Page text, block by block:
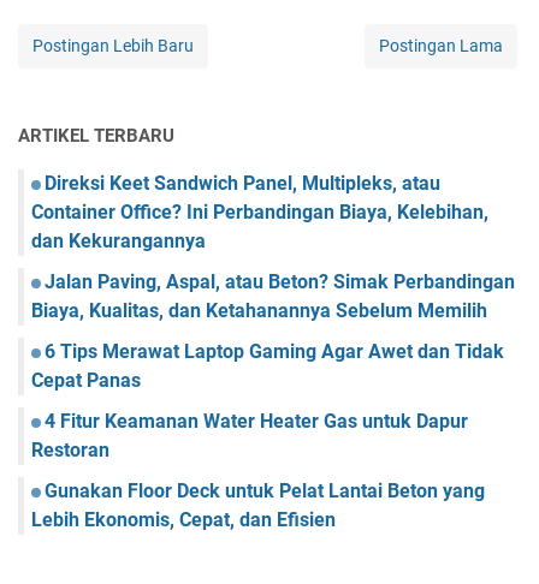
Postingan Lebih Baru Postingan Lama
ARTIKEL TERBARU
Direksi Keet Sandwich Panel, Multipleks, atau
Container Office? Ini Perbandingan Biaya, Kelebihan,
dan Kekurangannya
Jalan Paving, Aspal, atau Beton? Simak Perbandingan
Biaya, Kualitas, dan Ketahanannya Sebelum Memilih
6 Tips Merawat Laptop Gaming Agar Awet dan Tidak
Cepat Panas
4 Fitur Keamanan Water Heater Gas untuk Dapur
Restoran
Gunakan Floor Deck untuk Pelat Lantai Beton yang
Lebih Ekonomis, Cepat, dan Efisien